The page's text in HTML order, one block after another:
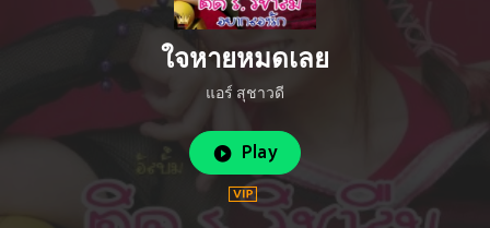
ใจหายหมดเลย
แอร์ สุชาวดี
Play